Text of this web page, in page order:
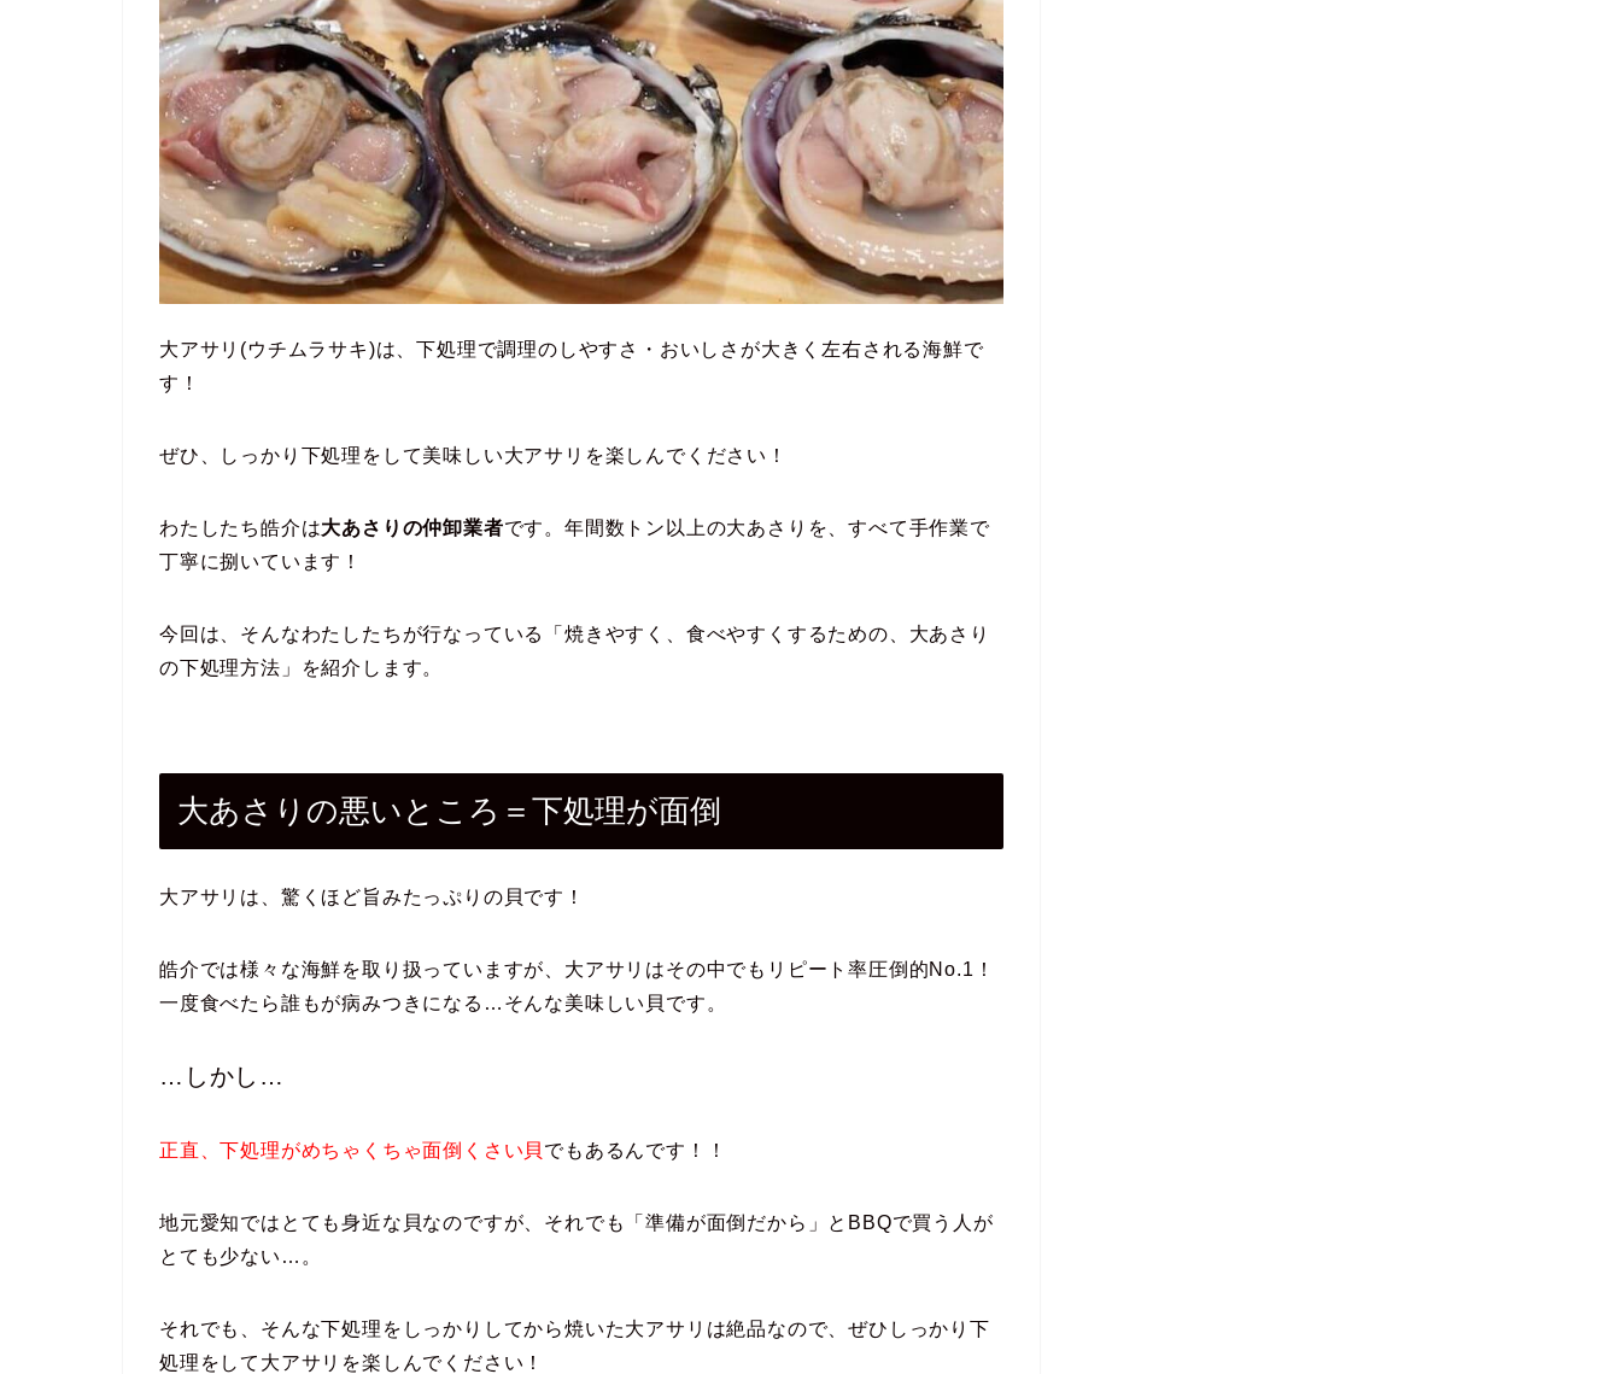
大アサリ(ウチムラサキ)は、下処理で調理のしやすさ・おいしさが大きく左右される海鮮で
す！
ぜひ、しっかり下処理をして美味しい大アサリを楽しんでください！
わたしたち皓介は大あさりの仲卸業者です。年間数トン以上の大あさりを、すべて手作業で
丁寧に捌いています！
今回は、そんなわたしたちが行なっている「焼きやすく、食べやすくするための、大あさり
の下処理方法」を紹介します。
大あさりの悪いところ＝下処理が面倒
大アサリは、驚くほど旨みたっぷりの貝です！
皓介では様々な海鮮を取り扱っていますが、大アサリはその中でもリピート率圧倒的No.1！
一度食べたら誰もが病みつきになる…そんな美味しい貝です。
…しかし…
正直、下処理がめちゃくちゃ面倒くさい貝 でもあるんです！！
地元愛知ではとても身近な貝なのですが、それでも「準備が面倒だから」とBBQで買う人が
とても少ない…。
それでも、そんな下処理をしっかりしてから焼いた大アサリは絶品なので、ぜひしっかり下
処理をして大アサリを楽しんでください！